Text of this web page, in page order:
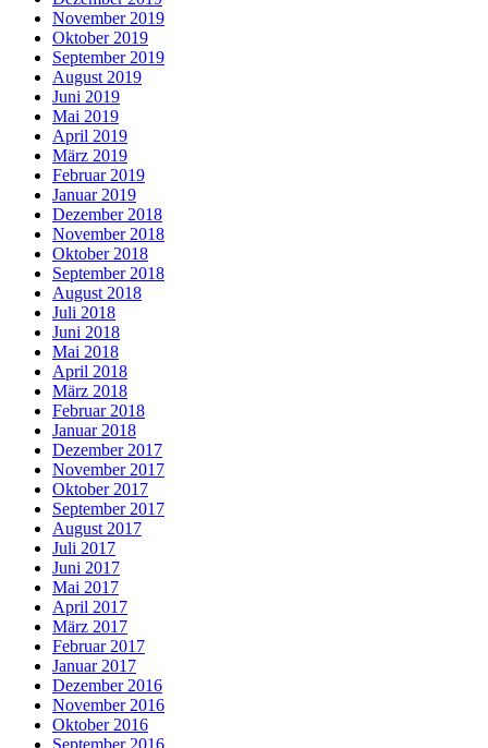
November 2019
Oktober 2019
September 2019
August 2019
Juni 2019
Mai 2019
April 2019
März 2019
Februar 2019
Januar 2019
Dezember 2018
November 2018
Oktober 2018
September 2018
August 2018
Juli 2018
Juni 2018
Mai 2018
April 2018
März 2018
Februar 2018
Januar 2018
Dezember 2017
November 2017
Oktober 2017
September 2017
August 2017
Juli 2017
Juni 2017
Mai 2017
April 2017
März 2017
Februar 2017
Januar 2017
Dezember 2016
November 2016
Oktober 2016